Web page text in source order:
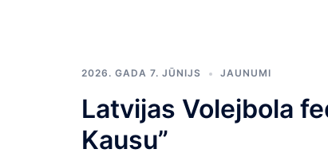
2026. GADA 7. JŪNIJS JAUNUMI
Latvijas Volejbola
Kausu”